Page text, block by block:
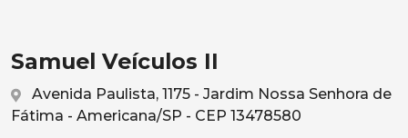
Samuel Veículos II
Avenida Paulista, 1175 - Jardim Nossa Senhora de
Fátima - Americana/SP - CEP 13478580